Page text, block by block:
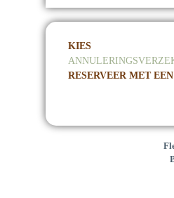
KIES
RESERVEER MET